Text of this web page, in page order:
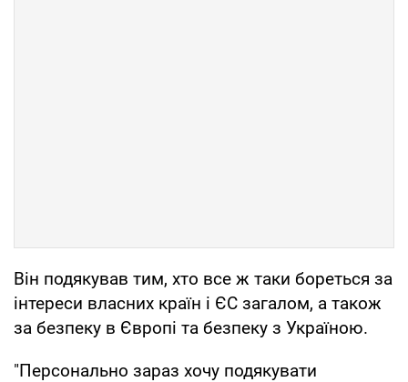
Він подякував тим, хто все ж таки бореться за
інтереси власних країн і ЄС загалом, а також
за безпеку в Європі та безпеку з Україною.
"Персонально зараз хочу подякувати